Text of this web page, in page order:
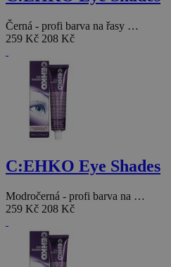
Černá - profi barva na řasy …
259 Kč 208 Kč
C:EHKO Eye Shades
Modročerná - profi barva na …
259 Kč 208 Kč